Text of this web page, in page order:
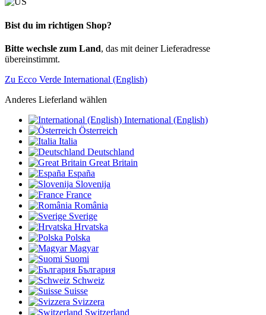
Bist du im richtigen Shop?
Bitte wechsle zum Land, das mit deiner Lieferadresse
übereinstimmt.
Zu Ecco Verde International (English)
Anderes Lieferland wählen
International (English)
Österreich
Italia
Deutschland
Great Britain
España
Slovenija
France
România
Sverige
Hrvatska
Polska
Magyar
Suomi
България
Schweiz
Suisse
Svizzera
Switzerland